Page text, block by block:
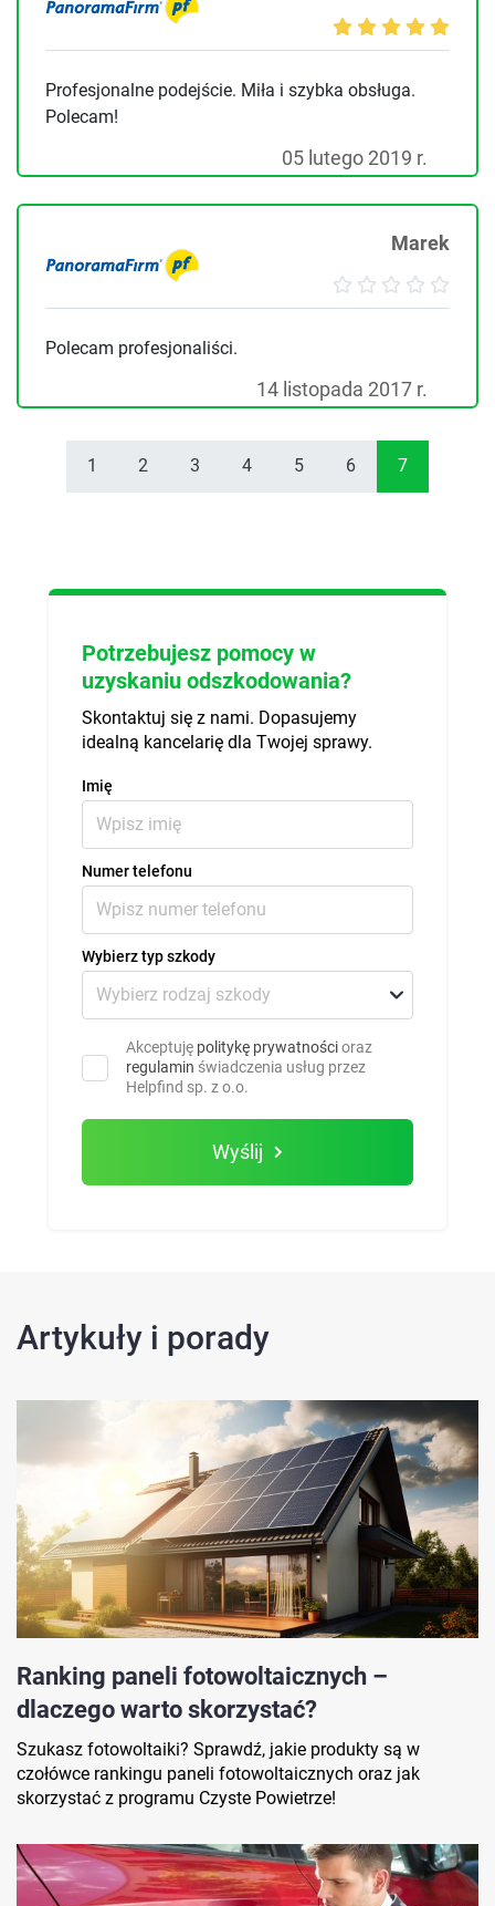
Profesjonalne podejście. Miła i szybka obsługa.
Polecam!
05 lutego 2019 r.
Marek
Polecam profesjonaliści.
14 listopada 2017 r.
1 2 3 4 5 6 7
Potrzebujesz pomocy w
uzyskaniu odszkodowania?
Skontaktuj się z nami. Dopasujemy
idealną kancelarię dla Twojej sprawy.
Imię
Numer telefonu
Wybierz typ szkody
Akceptuję politykę prywatnościoraz
regulamin świadczenia usług przez
Helpfind sp. z o.o.
Wyślij
Artykuły i porady
Ranking paneli fotowoltaicznych –
dlaczego warto skorzystać?
Szukasz fotowoltaiki? Sprawdź, jakie produkty są w
czołówce rankingu paneli fotowoltaicznych oraz jak
skorzystać z programu Czyste Powietrze!